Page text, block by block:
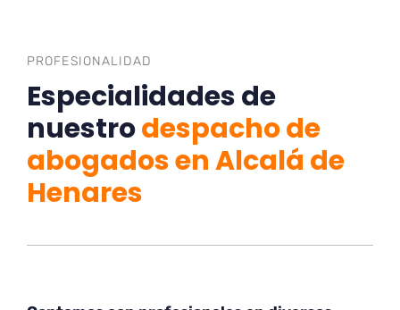
PROFESIONALIDAD
Especialidades de
nuestrodespacho de
abogados en Alcalá de
Henares